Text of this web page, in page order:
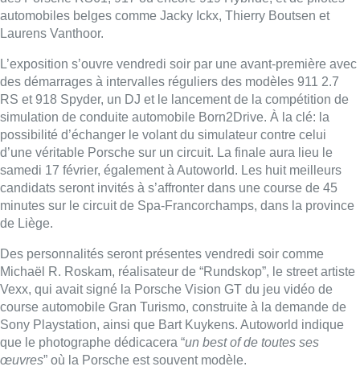
automobiles belges comme Jacky Ickx, Thierry Boutsen et
Laurens Vanthoor.
L’exposition s’ouvre vendredi soir par une avant-première avec
des démarrages à intervalles réguliers des modèles 911 2.7
RS et 918 Spyder, un DJ et le lancement de la compétition de
simulation de conduite automobile Born2Drive. À la clé: la
possibilité d’échanger le volant du simulateur contre celui
d’une véritable Porsche sur un circuit. La finale aura lieu le
samedi 17 février, également à Autoworld. Les huit meilleurs
candidats seront invités à s’affronter dans une course de 45
minutes sur le circuit de Spa-Francorchamps, dans la province
de Liège.
Des personnalités seront présentes vendredi soir comme
Michaël R. Roskam, réalisateur de “Rundskop”, le street artiste
Vexx, qui avait signé la Porsche Vision GT du jeu vidéo de
course automobile Gran Turismo, construite à la demande de
Sony Playstation, ainsi que Bart Kuykens. Autoworld indique
que le photographe dédicacera “un best of de toutes ses
œuvres” où la Porsche est souvent modèle.